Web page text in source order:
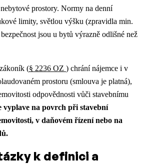
prostory. Normy na denní
limity, světlou výšku (zpravidla min.
jsou u bytů výrazně odlišné než
(§ 2236 OZ ) chrání nájemce i v
prostoru (smlouva je platná),
odpovědnosti vůči stavebnímu
vyplave na povrch při stavební
v daňovém řízení nebo na
k definici a